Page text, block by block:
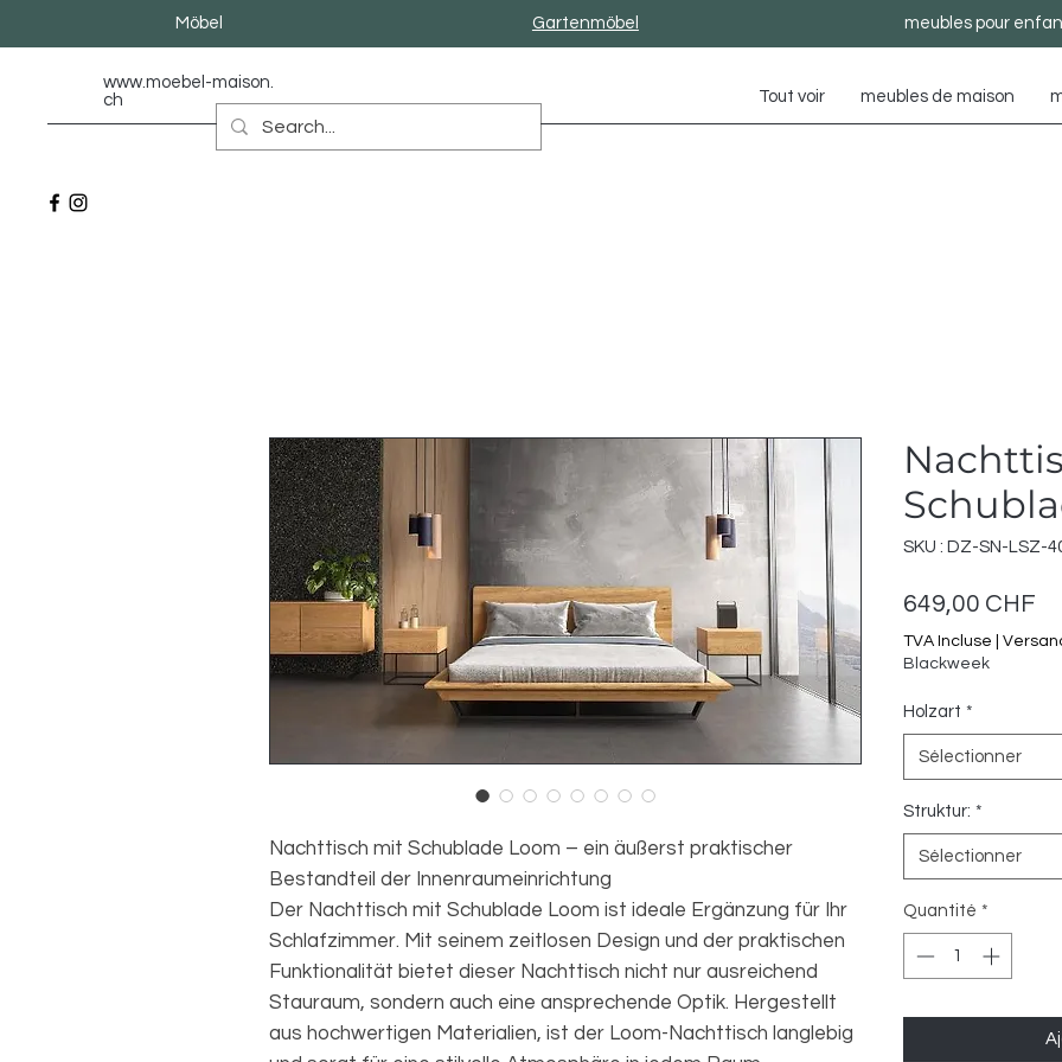
Möbel Gartenmöbel meubles pour
www.moebel-maison.
ch
Tout voir meubles de maison
Nachttisch mit Schublade Loom – ein äußerst praktischer
Bestandteil der Innenraumeinrichtung
Der Nachttisch mit Schublade Loom ist ideale Ergänzung für Ihr
Schlafzimmer. Mit seinem zeitlosen Design und der praktischen
Funktionalität bietet dieser Nachttisch nicht nur ausreichend
Stauraum, sondern auch eine ansprechende Optik. Hergestellt
aus hochwertigen Materialien, ist der Loom-Nachttisch langlebig
SKU : DZ-SN-LSZ-
649,00 CHF
TVA Incluse
Blackweek
Holzart *
Sélectionner
Struktur: *
Sélectionner
Quantité *